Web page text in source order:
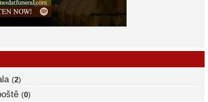
(2)
(0)